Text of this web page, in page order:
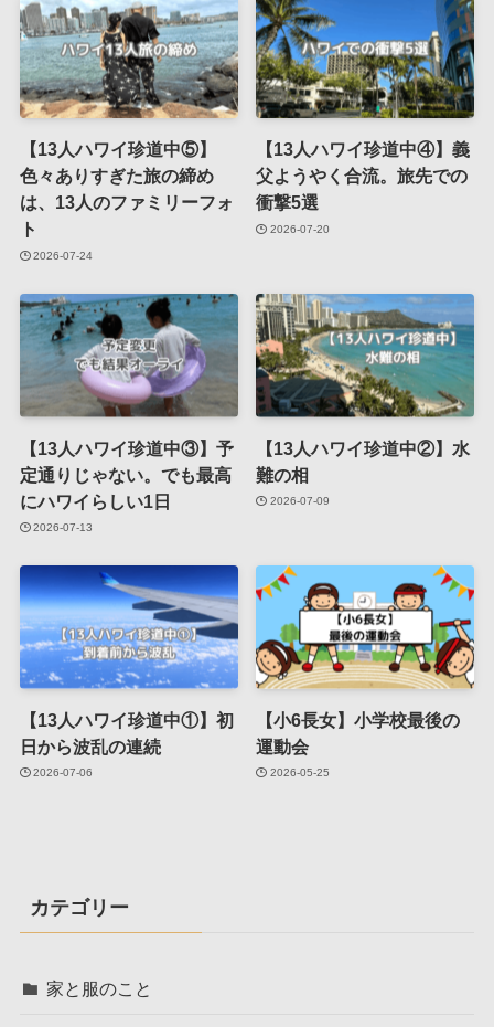
【13人ハワイ珍道中⑤】
色々ありすぎた旅の締め
は、13人のファミリーフォ
ト
2026-07-24
【13人ハワイ珍道中④】義
父ようやく合流。旅先での
衝撃5選
2026-07-20
【13人ハワイ珍道中③】予
定通りじゃない。でも最高
にハワイらしい1日
2026-07-13
【13人ハワイ珍道中②】水
難の相
2026-07-09
【13人ハワイ珍道中①】初
日から波乱の連続
2026-07-06
【小6長女】小学校最後の
運動会
2026-05-25
カテゴリー
家と服のこと